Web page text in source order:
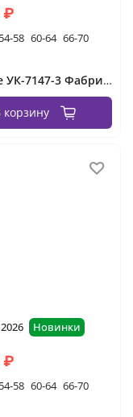
₽
54-58 60-64 66-70
Платье УК-7147-3 Фабрика Моды
корзину
Новинки
₽
54-58 60-64 66-70